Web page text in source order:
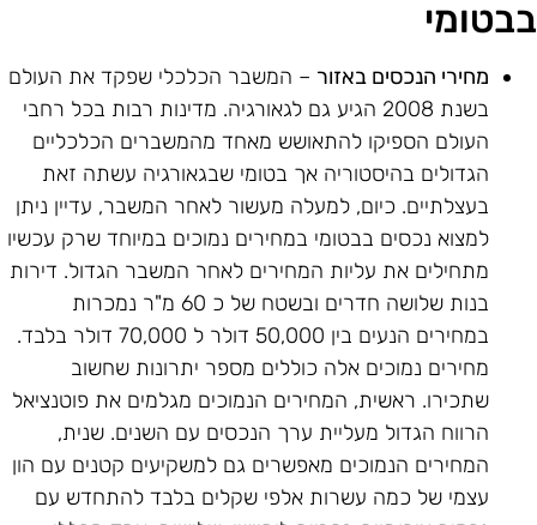
מחירי הנכסים באזור– המשבר הכלכלי שפקד את העולם
בשנת 2008 הגיע גם לגאורגיה. מדינות רבות בכל רחבי
העולם הספיקו להתאושש מאחד מהמשברים הכלכליים
הגדולים בהיסטוריה אך בטומי שבגאורגיה עשתה זאת
בעצלתיים. כיום, למעלה מעשור לאחר המשבר, עדיין ניתן
למצוא נכסים בבטומי במחירים נמוכים במיוחד שרק עכשיו
מתחילים את עליות המחירים לאחר המשבר הגדול. דירות
בנות שלושה חדרים ובשטח של כ 60 מ"ר נמכרות
במחירים הנעים בין 50,000 דולר ל 70,000 דולר בלבד.
מחירים נמוכים אלה כוללים מספר יתרונות שחשוב
שתכירו. ראשית, המחירים הנמוכים מגלמים את פוטנציאל
הרווח הגדול מעליית ערך הנכסים עם השנים. שנית,
המחירים הנמוכים מאפשרים גם למשקיעים קטנים עם הון
עצמי של כמה עשרות אלפי שקלים בלבד להתחדש עם